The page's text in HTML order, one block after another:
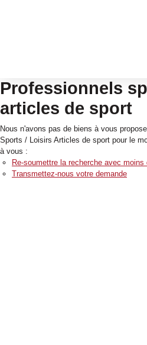
Professionnels
articles de sport
Nous n'avons pas de biens à vous
Sports / Loisirs Articles de sport pour le
à vous :
Re-soumettre la recherche avec moins
Transmettez-nous votre demande